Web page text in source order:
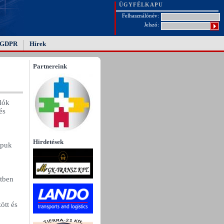
ÜGYFÉLKAPU
Felhasználónév:
Jelszó:
GDPR Hírek
és
Partnereink
Hirdetések